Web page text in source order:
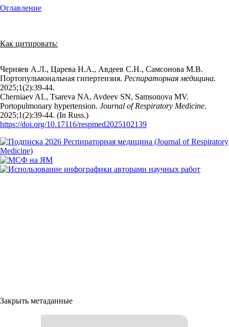
Оглавление
Как цитировать:
Черняев А.Л., Царева Н.А., Авдеев С.Н., Самсонова М.В.
Портопульмональная гипертензия. Респираторная медицина.
2025;1(2):39‑44.
Cherniaev AL, Tsareva NA, Avdeev SN, Samsonova MV.
Portopulmonary hypertension. Journal of Respiratory Medicine.
2025;1(2):39‑44. (In Russ.)
https://doi.org/10.17116/respmed2025102139
Закрыть метаданные